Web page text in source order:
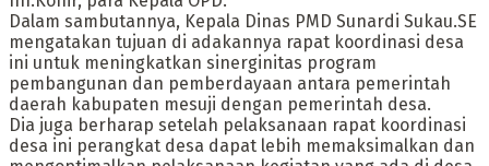
Dalam sambutannya, Kepala Dinas PMD Sunardi Sukau.SE
mengatakan tujuan di adakannya rapat koordinasi desa
ini untuk meningkatkan sinerginitas program
pembangunan dan pemberdayaan antara pemerintah
daerah kabupaten mesuji dengan pemerintah desa.
Dia juga berharap setelah pelaksanaan rapat koordinasi
desa ini perangkat desa dapat lebih memaksimalkan dan